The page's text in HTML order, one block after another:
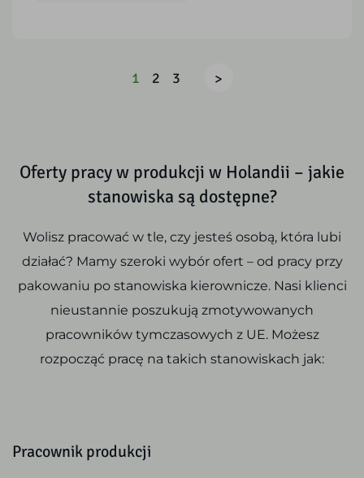
1 2 3 >
Oferty pracy w produkcji w Holandii – jakie
stanowiska są dostępne?
Wolisz pracować w tle, czy jesteś osobą, która lubi
działać? Mamy szeroki wybór ofert – od pracy przy
pakowaniu po stanowiska kierownicze. Nasi klienci
nieustannie poszukują zmotywowanych
pracowników tymczasowych z UE. Możesz
rozpocząć pracę na takich stanowiskach jak:
Pracownik produkcji